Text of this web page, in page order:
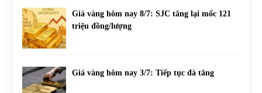
Giá vàng hôm nay 8/7: SJC tăng lại mốc 121
triệu đồng/lượng
Giá vàng hôm nay 3/7: Tiếp tục đà tăng